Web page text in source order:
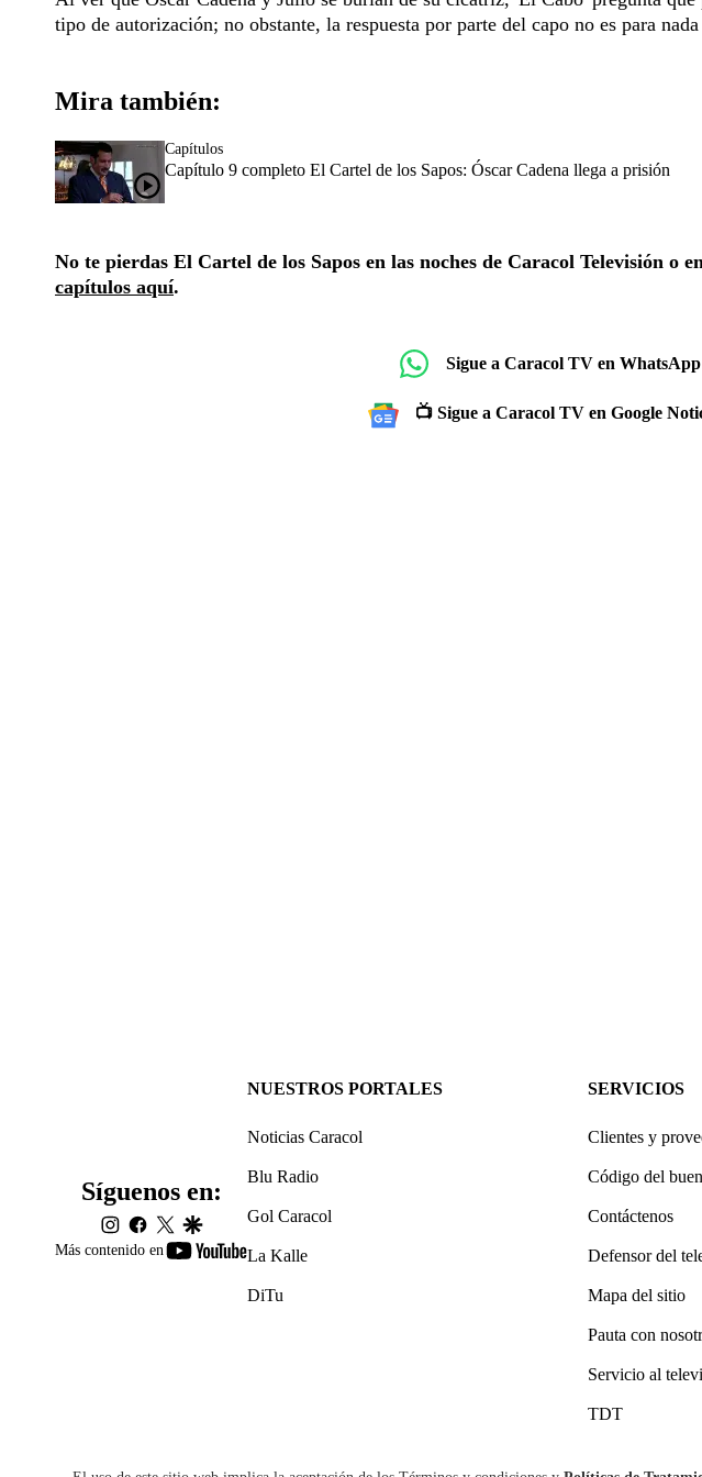
tipo de autorización; no obstante, la respuesta por parte del capo no es para
Mira también:
Capítulos
Capítulo 9 completo El Cartel de los Sapos: Óscar Cadena llega a prisión
No te pierdas El Cartel de los Sapos en las noches de Caracol Televisión o
capítulos aquí.
Sigue a Caracol TV en WhatsApp
📺 Sigue a Caracol TV en Google
Más contenido en
youtube-
Síguenos en:
instagram
facebook
twittergoogle
NUESTROS PORTALES
Noticias Caracol
Blu Radio
Gol Caracol
La Kalle
DiTu
SERVICIOS
Clientes y
Código del
Contáctenos
Defensor del
Mapa del sitio
Pauta con
Servicio al
TDT